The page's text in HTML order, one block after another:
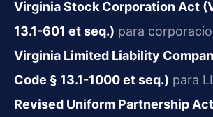
Virginia Stock Corporation Act
13.1-601 et seq.) para
Virginia Limited Liability
Code § 13.1-1000 et seq.) para
Revised Uniform Partnership